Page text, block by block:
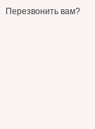
Перезвонить вам?